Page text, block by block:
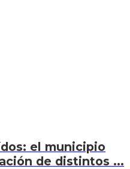
el municipio
de distintos ...